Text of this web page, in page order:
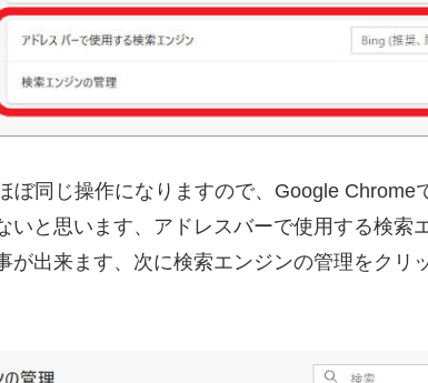
ぼ同じ操作になりますので、Google Chrome
いと思います、アドレスバーで使用する検索
が出来ます、次に検索エンジンの管理をクリ